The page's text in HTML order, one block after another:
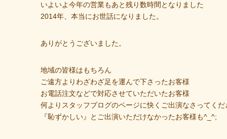
いよいよ今年の営業もあと残り数時間となりました
2014年、本当にお世話になりました。
ありがとうございました。
地域の皆様はもちろん
ご遠方よりわざわざ足を運んで下さったお客様
お電話注文などで対応させていただいたお客様
何よりスタッフブログのページに快くご出演なさってく
『恥ずかしい』とご出演いただけなかったお客様も^_^;